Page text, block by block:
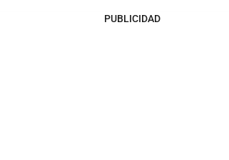
PUBLICIDAD